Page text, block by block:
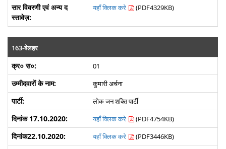
यहाँ क्लिक करे (PDF4329KB)
163-बेलहर
01
कुमारी अर्चना
लोक जन शक्ति पार्टी
यहाँ क्लिक करे
(PDF4754KB)
यहाँ क्लिक करे
(PDF3446KB)